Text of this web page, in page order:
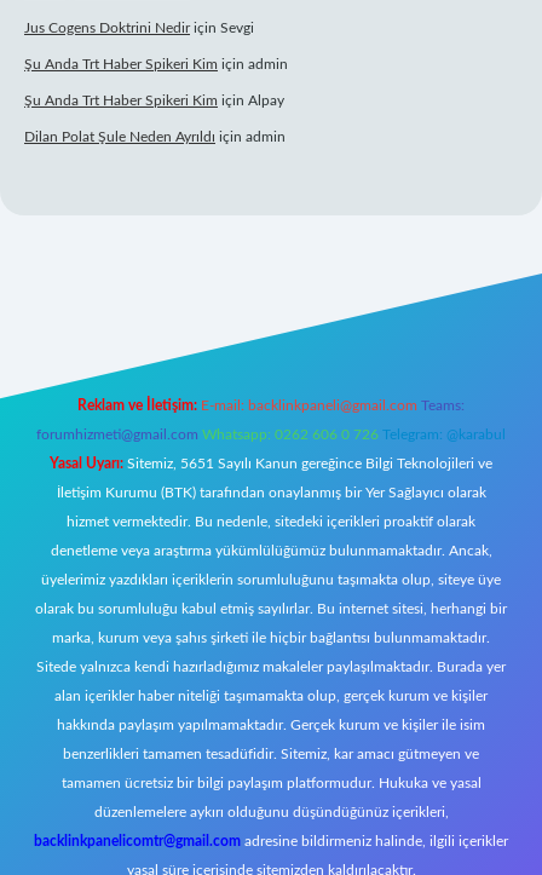
Jus Cogens Doktrini Nediriçin Sevgi
Şu Anda Trt Haber Spikeri Kim için admin
Şu Anda Trt Haber Spikeri Kim için Alpay
Dilan Polat Şule Neden Ayrıldı için admin
Reklam ve İletişim: E-mail: backlinkpaneli@gmail.com Teams:
forumhizmeti@gmail.com Whatsapp: 0262 606 0 726 Telegram: @karabul
Yasal Uyarı: Sitemiz, 5651 Sayılı Kanun gereğince Bilgi Teknolojileri ve
İletişim Kurumu (BTK) tarafından onaylanmış bir Yer Sağlayıcı olarak
hizmet vermektedir. Bu nedenle, sitedeki içerikleri proaktif olarak
denetleme veya araştırma yükümlülüğümüz bulunmamaktadır. Ancak,
üyelerimiz yazdıkları içeriklerin sorumluluğunu taşımakta olup, siteye üye
olarak bu sorumluluğu kabul etmiş sayılırlar. Bu internet sitesi, herhangi bir
marka, kurum veya şahıs şirketi ile hiçbir bağlantısı bulunmamaktadır.
Sitede yalnızca kendi hazırladığımız makaleler paylaşılmaktadır. Burada yer
alan içerikler haber niteliği taşımamakta olup, gerçek kurum ve kişiler
hakkında paylaşım yapılmamaktadır. Gerçek kurum ve kişiler ile isim
benzerlikleri tamamen tesadüfidir. Sitemiz, kar amacı gütmeyen ve
tamamen ücretsiz bir bilgi paylaşım platformudur. Hukuka ve yasal
düzenlemelere aykırı olduğunu düşündüğünüz içerikleri,
backlinkpanelicomtr@gmail.com adresine bildirmeniz halinde, ilgili içerikler
yasal süre içerisinde sitemizden kaldırılacaktır.